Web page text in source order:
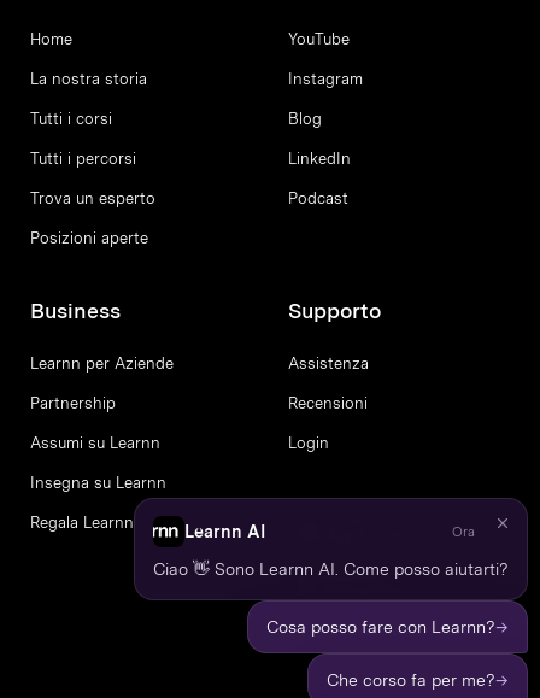
Home
La nostra storia
Tutti i corsi
Tutti i percorsi
Trova un esperto
Posizioni aperte
YouTube
Instagram
Blog
LinkedIn
Podcast
Business
Learnn per Aziende
Partnership
Assumi su Learnn
Insegna su Learnn
Regala Learnn
Supporto
Assistenza
Recensioni
Login
Learnn AI Ora
Ciao 👋 Sono Learnn AI. Come posso aiutarti?
Cosa posso fare con Learnn?→
Che corso fa per me?→